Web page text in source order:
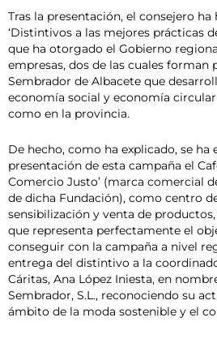
Tras la presentación, el consejero
‘Distintivos a las mejores prácticas
que ha otorgado el Gobierno
empresas, dos de las cuales forman
Sembrador de Albacete que
economía social y economía
como en la provincia.
De hecho, como ha explicado, se ha
presentación de esta campaña el
Comercio Justo’ (marca comercial
de dicha Fundación), como centro
sensibilización y venta de
que representa perfectamente el
conseguir con la campaña a nivel
entrega del distintivo a la
Cáritas, Ana López Iniesta, en
Sembrador, S.L., reconociendo su
ámbito de la moda sostenible y el